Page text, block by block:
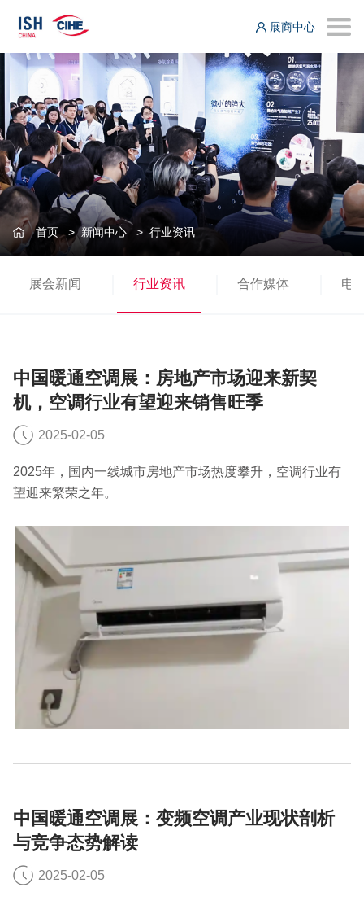
展商中心
首页>新闻中心> 行业资讯
展会新闻 行业资讯 合作媒体 电
中国暖通空调展：房地产市场迎来新契
机，空调行业有望迎来销售旺季
2025-02-05
2025年，国内一线城市房地产市场热度攀升，空调行业有
望迎来繁荣之年。
中国暖通空调展：变频空调产业现状剖析
与竞争态势解读
2025-02-05